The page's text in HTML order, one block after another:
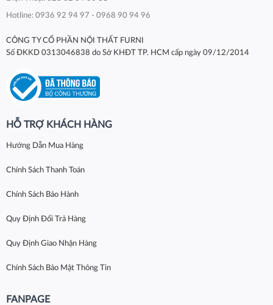
Hotline: 0936 92 94 97 - 0968 90 94 96
CÔNG TY CỔ PHẦN NỘI THẤT FURNI
Số ĐKKD 0313046838 do Sở KHĐT TP. HCM cấp ngày 09/12/2014
HỖ TRỢ KHÁCH HÀNG
Hướng Dẫn Mua Hàng
Chính Sách Thanh Toán
Chính Sách Bảo Hành
Quy Định Đổi Trả Hàng
Quy Định Giao Nhận Hàng
Chính Sách Bảo Mật Thông Tin
FANPAGE